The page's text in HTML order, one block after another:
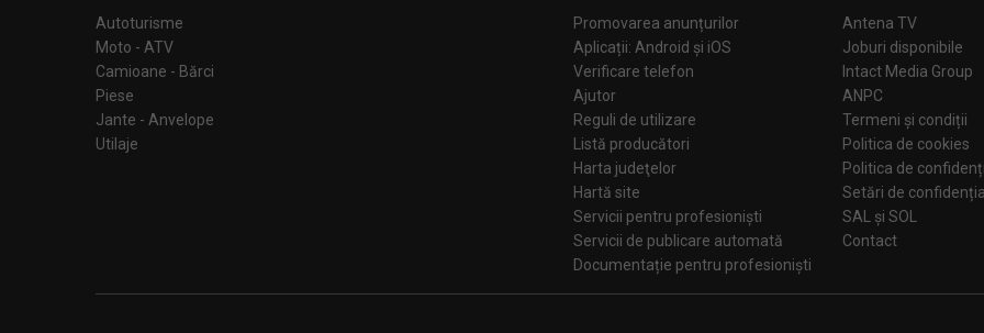
Autoturisme
Moto - ATV
Camioane - Bărci
Piese
Jante - Anvelope
Utilaje
Promovarea anunțurilor
Aplicații: Android și iOS
Verificare telefon
Ajutor
Reguli de utilizare
Listă producători
Harta judeţelor
Hartă site
Servicii pentru profesioniști
Servicii de publicare automată
Documentație pentru profesioniști
Antena TV
Joburi disponibile
Intact Media Group
ANPC
Termeni și condiții
Politica de cookies
Politica de
Setări de
SAL și SOL
Contact